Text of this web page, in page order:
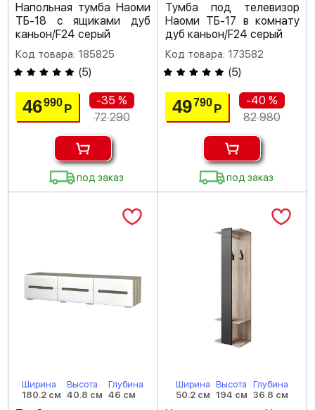
Напольная тумба Наоми
ТБ-18 с ящиками дуб
каньон/F24 серый
Код товара: 185825
(5)
46990Р
-35 %
72 290
под заказ
Тумба под телевизор
Наоми ТБ-17 в комнату
дуб каньон/F24 серый
Код товара: 173582
(5)
49790 Р
-40 %
82 980
под заказ
Ширина
180.2 см
Высота
40.8 см
Глубина
46 см
Ширина
50.2 см
Высота
194 см
Глубина
36.8 см